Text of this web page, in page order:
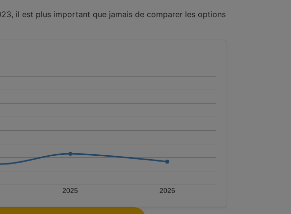
il est plus important que jamais de comparer les options
2025 2026